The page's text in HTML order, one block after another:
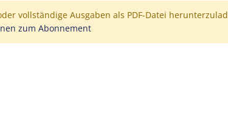
vollständige Ausgaben als PDF-Datei
zum Abonnement